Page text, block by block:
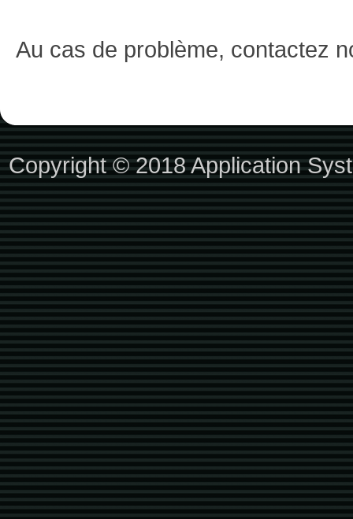
Au cas de problème, contactez
Copyright © 2018Application